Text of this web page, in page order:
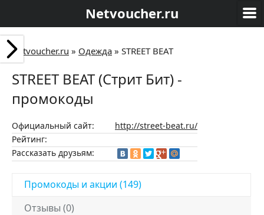
Netvoucher.ru
Netvoucher.ru » Одежда » STREET BEAT
STREET BEAT (Стрит Бит) -
промокоды
Официальный сайт:
http://street-beat.ru/
Рейтинг:
Рассказать друзьям:
Промокоды и акции (149)
Отзывы (0)